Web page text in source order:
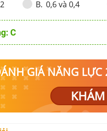
B. 0,6 và 0,4
C
GIÁ NĂNG